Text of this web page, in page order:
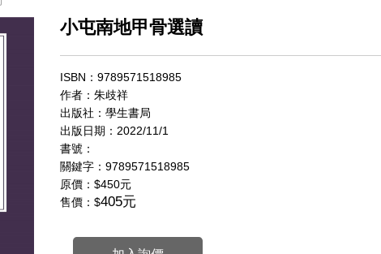
小屯南地甲骨選讀
ISBN：9789571518985
作者：朱歧祥
出版社：學生書局
出版日期：2022/11/1
書號：
關鍵字：9789571518985
原價： $450元
售價：$405元